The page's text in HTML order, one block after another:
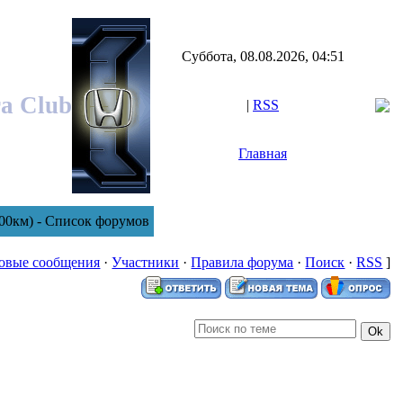
Club
Суббота, 08.08.2026, 04:51
| RSS
Главная
- Список форумов
сообщения ·Участники ·Правила форума ·Поиск ·RSS ]